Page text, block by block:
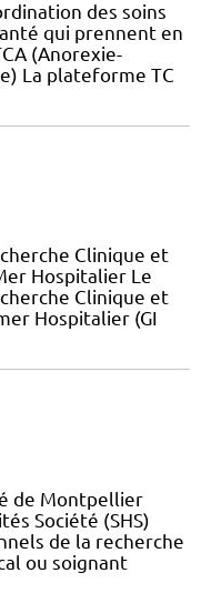
des soins
qui prennent en
(Anorexie-
La plateforme TC
Clinique et
Hospitalier Le
Clinique et
Hospitalier (GI
de Montpellier
Société (SHS)
de la recherche
ou soignant